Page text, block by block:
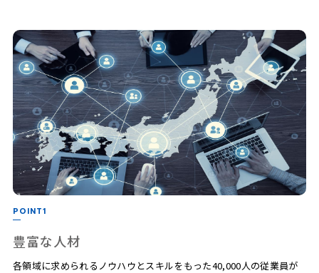
POINT1
豊富な人材
各領域に求められるノウハウとスキルをもった40,000人の従業員が